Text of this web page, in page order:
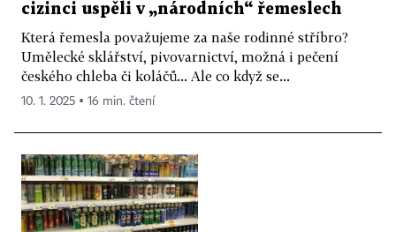
cizinci uspěli v „národních“ řemeslech
Která řemesla považujeme za naše rodinné stříbro?
Umělecké sklářství, pivovarnictví, možná i pečení
českého chleba či koláčů... Ale co když se...
10. 1. 2025 ▪ 16 min. čtení